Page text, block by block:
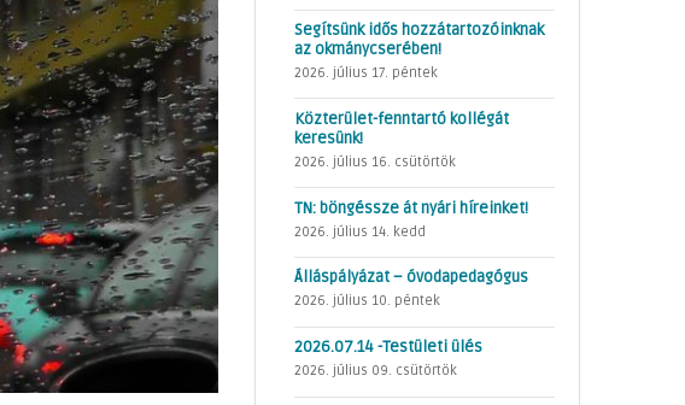
Segítsünk idős hozzátartozóinknak
az okmánycserében!
2026. július 17. péntek
Közterület-fenntartó kollégát
keresünk!
2026. július 16. csütörtök
TN: böngéssze át nyári híreinket!
2026. július 14. kedd
Álláspályázat – óvodapedagógus
2026. július 10. péntek
2026.07.14 -Testületi ülés
2026. július 09. csütörtök